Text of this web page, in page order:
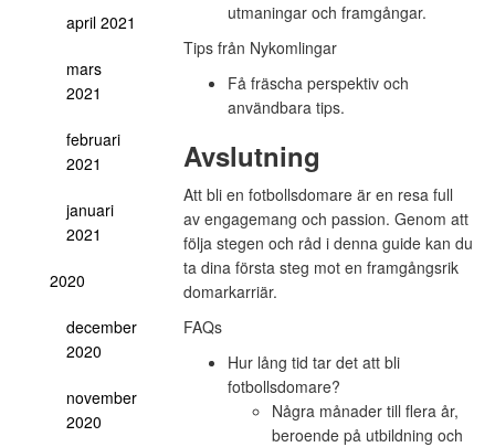
april 2021
mars
2021
februari
2021
januari
2021
2020
december
2020
november
2020
utmaningar och framgångar.
Tips från Nykomlingar
Få fräscha perspektiv och
användbara tips.
Avslutning
Att bli en fotbollsdomare är en resa full
av engagemang och passion. Genom att
följa stegen och råd i denna guide kan du
ta dina första steg mot en framgångsrik
domarkarriär.
FAQs
Hur lång tid tar det att bli
fotbollsdomare?
Några månader till flera år,
beroende på utbildning och